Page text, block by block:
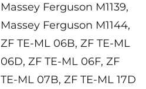
Massey Ferguson M1139,
Massey Ferguson M1144,
ZF TE-ML 06B, ZF TE-ML
06D, ZF TE-ML 06F, ZF
TE-ML 07B, ZF TE-ML 17D